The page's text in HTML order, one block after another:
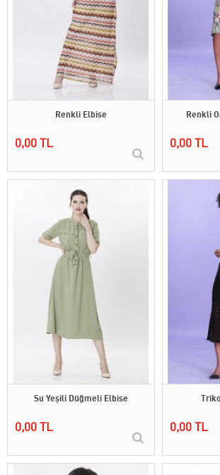
Renkli Elbise
0,00 TL
Renkli
0,00 TL
Su Yeşili Düğmeli Elbise
0,00 TL 0,00 TL